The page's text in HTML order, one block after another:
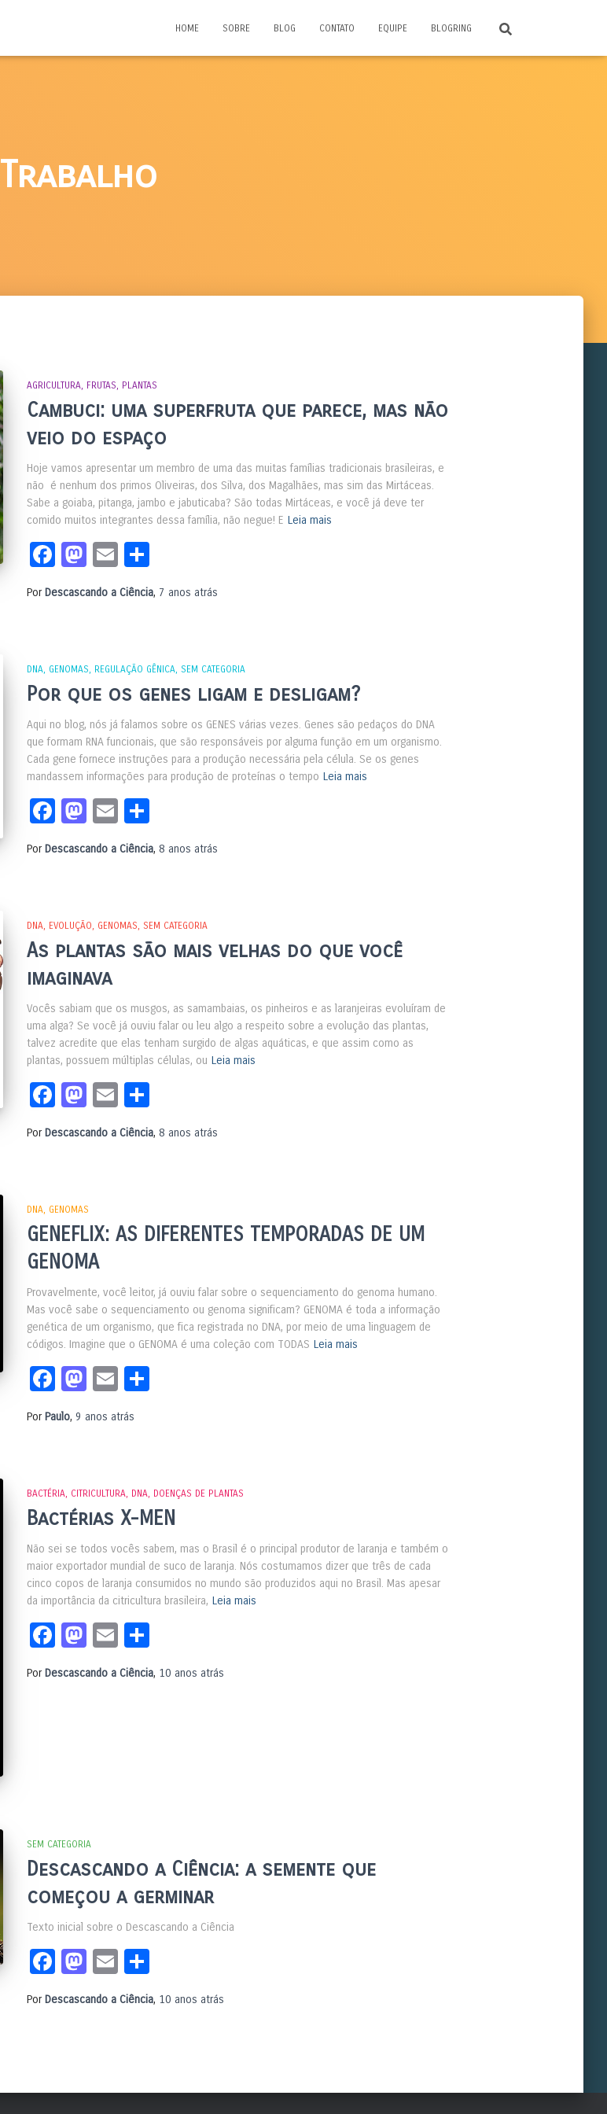
HOME SOBRE BLOG CONTATO EQUIPE BLOGRING
Trabalho
AGRICULTURA FRUTAS PLANTAS
Cambuci: uma superfruta que parece, mas não
veio do espaço
Hoje vamos apresentar um membro de uma das muitas famílias tradicionais brasileiras, e
não é nenhum dos primos Oliveiras, dos Silva, dos Magalhães, mas sim das Mirtáceas.
Sabe a goiaba, pitanga, jambo e jabuticaba? São todas Mirtáceas, e você já deve ter
comido muitos integrantes dessa família, não negue! E Leia mais
Facebook
Mastodon
EmailShare
Por Descascando a Ciência, 7 anos atrás
DNA GENOMAS REGULAÇÃO GÊNICA SEM CATEGORIA
Por que os genes ligam e desligam?
Aqui no blog, nós já falamos sobre os GENES várias vezes. Genes são pedaços do DNA
que formam RNA funcionais, que são responsáveis por alguma função em um organismo.
Cada gene fornece instruções para a produção necessária pela célula. Se os genes
mandassem informações para produção de proteínas o tempo Leia mais
Facebook
Mastodon
EmailShare
Por Descascando a Ciência, 8 anos atrás
DNA EVOLUÇÃO GENOMAS SEM CATEGORIA
As plantas são mais velhas do que você
imaginava
Vocês sabiam que os musgos, as samambaias, os pinheiros e as laranjeiras evoluíram de
uma alga? Se você já ouviu falar ou leu algo a respeito sobre a evolução das plantas,
talvez acredite que elas tenham surgido de algas aquáticas, e que assim como as
plantas, possuem múltiplas células, ou Leia mais
Facebook
Mastodon
EmailShare
Por Descascando a Ciência, 8 anos atrás
DNA GENOMAS
GENEFLIX: AS DIFERENTES TEMPORADAS DE UM
GENOMA
Provavelmente, você leitor, já ouviu falar sobre o sequenciamento do genoma humano.
Mas você sabe o sequenciamento ou genoma significam? GENOMA é toda a informação
genética de um organismo, que fica registrada no DNA, por meio de uma linguagem de
códigos. Imagine que o GENOMA é uma coleção com TODAS Leia mais
Facebook
Mastodon
EmailShare
Por Paulo, 9 anos atrás
BACTÉRIA CITRICULTURA DNA DOENÇAS DE PLANTAS
Bactérias X-MEN
Não sei se todos vocês sabem, mas o Brasil é o principal produtor de laranja e também o
maior exportador mundial de suco de laranja. Nós costumamos dizer que três de cada
cinco copos de laranja consumidos no mundo são produzidos aqui no Brasil. Mas apesar
da importância da citricultura brasileira, Leia mais
Facebook
Mastodon
EmailShare
Por Descascando a Ciência, 10 anos atrás
SEM CATEGORIA
Descascando a Ciência: a semente que
começou a germinar
Texto inicial sobre o Descascando a Ciência
Facebook
Mastodon
EmailShare
Por Descascando a Ciência, 10 anos atrás